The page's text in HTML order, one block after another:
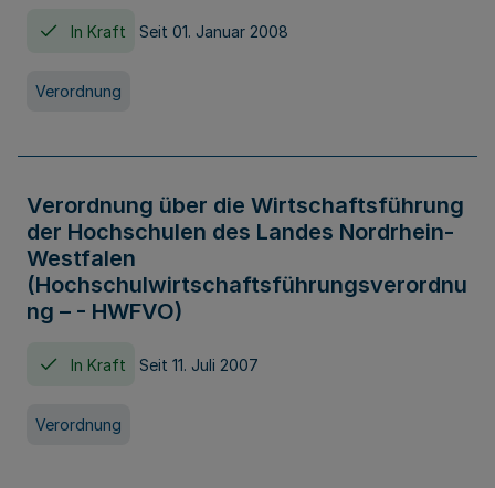
In Kraft Seit 01. Januar 2008
Verordnung
Verordnung über die Wirtschaftsführung
der Hochschulen des Landes Nordrhein-
Westfalen
(Hochschulwirtschaftsführungsverordnu
ng – - HWFVO)
In Kraft Seit 11. Juli 2007
Verordnung